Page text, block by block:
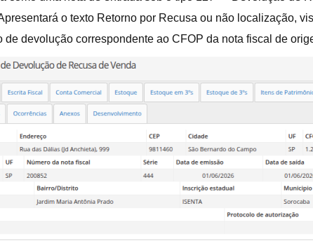
o texto Retorno por Recusa ou não localização,
de devolução correspondente ao CFOP da nota fiscal de